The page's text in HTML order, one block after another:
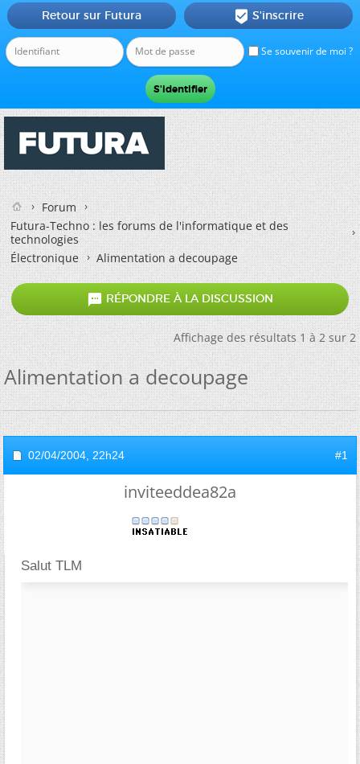
Se souvenir de moi ?
Retour sur Futura  S'inscrire
Forum
Futura-Techno : les forums de l'informatique et des
technologies
Électronique
Alimentation a decoupage
 RÉPONDRE À LA DISCUSSION
Affichage des résultats 1 à 2 sur 2
Alimentation a decoupage
02/04/2004, 22h24 #1
inviteeddea82a
Salut TLM